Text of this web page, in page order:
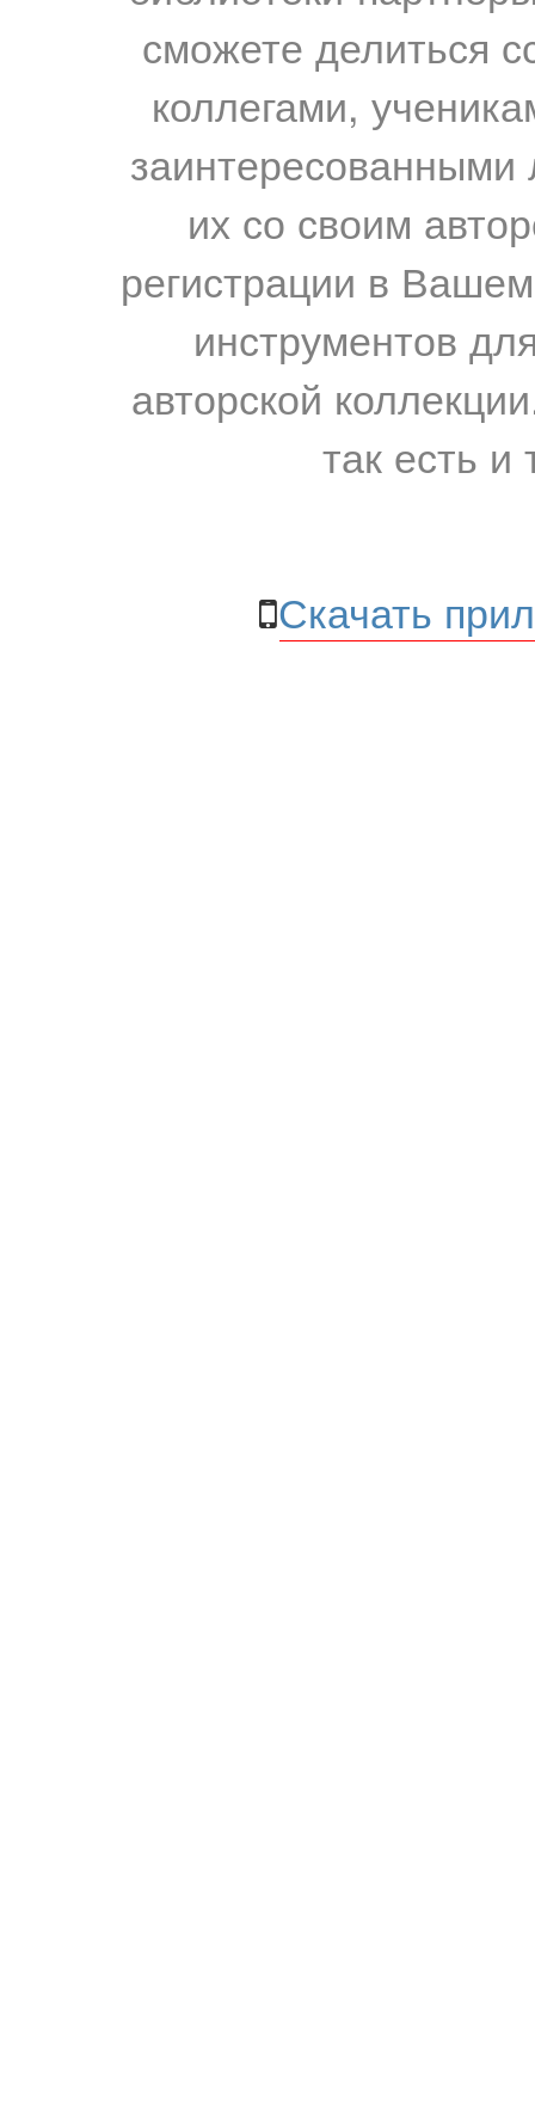
сможете делиться
коллегами,
их со своим
регистрации в
инструментов
авторской
так есть и
Скачать